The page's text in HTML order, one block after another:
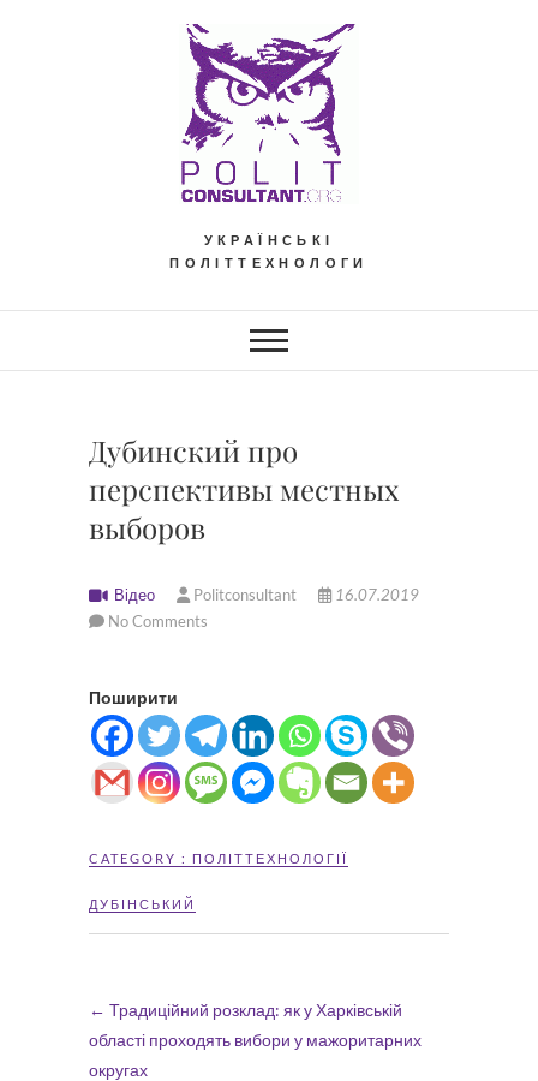
УКРАЇНСЬКІ
ПОЛІТТЕХНОЛОГИ
Дубинский про
перспективы местных
выборов
Відео Politconsultant
16.07.2019
No Comments
Поширити
CATEGORY : ПОЛІТТЕХНОЛОГІЇ
ДУБІНСЬКИЙ
← Традиційний розклад: як у Харківській
області проходять вибори у мажоритарних
округах